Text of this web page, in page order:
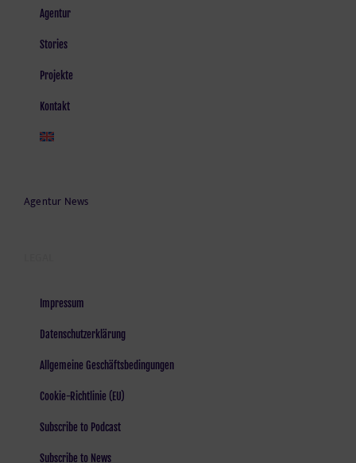
Agentur
Stories
Projekte
Kontakt
Agentur News
Impressum
Datenschutzerklärung
Allgemeine Geschäftsbedingungen
Cookie-Richtlinie (EU)
Subscribe to Podcast
Subscribe to News